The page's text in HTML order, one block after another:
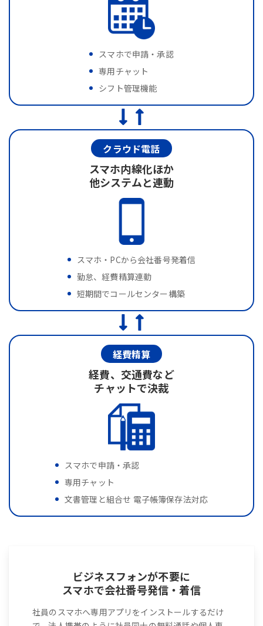
スマホで申請・承認
専用チャット
シフト管理機能
クラウド電話
スマホ内線化ほか
他システムと連動
スマホ・PCから会社番号発着信
勤怠、経費精算連動
短期間でコールセンター構築
経費精算
経費、交通費など
チャットで決裁
スマホで申請・承認
専用チャット
文書管理と組合せ 電子帳簿保存法対応
ビジネスフォンが不要に
スマホで会社番号発信・着信
社員のスマホへ専用アプリをインストールするだけ